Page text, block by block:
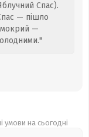
Спас).
— пішло
мокрий —
умови на сьогодні